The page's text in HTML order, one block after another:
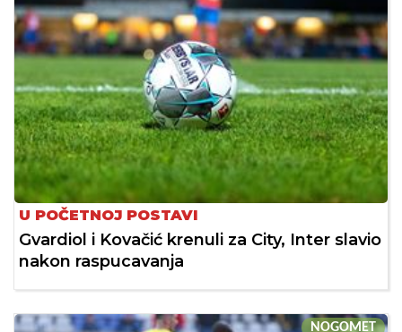
U POČETNOJ POSTAVI
Gvardiol i Kovačić krenuli za City, Inter slavio
nakon raspucavanja
NOGOMET